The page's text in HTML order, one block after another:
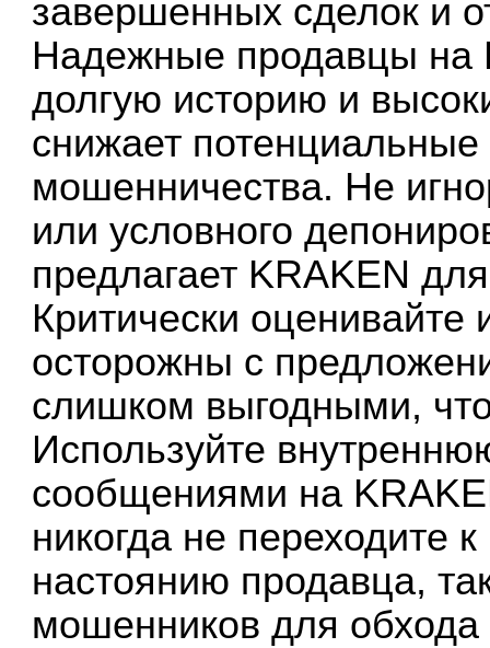
завершенных сделок и
Надежные продавцы на
долгую историю и
снижает потенциальные
мошенничества. Не
или условного
предлагает KRAKEN
Критически
осторожны с
слишком выгодными,
Используйте
сообщениями на
никогда не переходите
настоянию продавца,
мошенников для